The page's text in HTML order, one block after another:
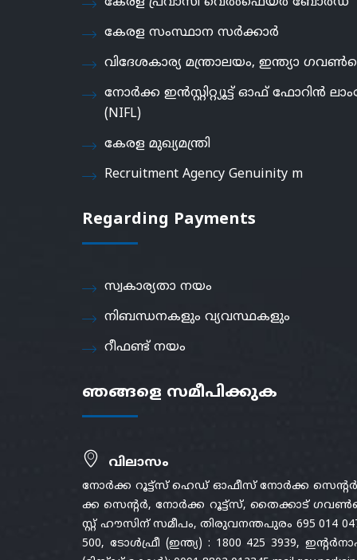
കേരള സംസ്ഥാന സർക്കാർ
വിദേശകാര്യ മന്ത്രാലയം, ഇന്ത്യാ
നോർക്ക ഇൻസ്റ്റിറ്റ്യൂട്ട് ഓഫ് ഫോറിൻ
(NIFL)
കേരള മുഖ്യമന്ത്രി
Recruitment Agency Genuinity m
Regarding Payments
സ്വകാര്യതാ നയം
നിബന്ധനകളും വ്യവസ്ഥകളും
റീഫണ്ട് നയം
ഞങ്ങളെ സമീപിക്കുക
വിലാസം
നോർക്ക റൂട്ട്സ് ഹെഡ് ഓഫീസ് നോർക്ക
ക്ക സെന്റർ, നോർക്ക റൂട്ട്സ്, തൈക്കാട്
സ്റ്റ് ഹൗസിന് സമീപം, തിരുവനന്തപുരം 695 014
500, ടോൾഫ്രീ (ഇന്ത്യ) : 1800 425 3939,